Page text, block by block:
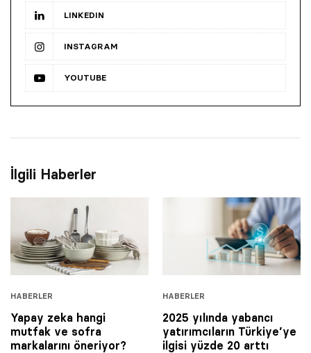
LINKEDIN
INSTAGRAM
YOUTUBE
İlgili Haberler
HABERLER
Yapay zeka hangi
mutfak ve sofra
markalarını öneriyor?
HABERLER
2025 yılında yabancı
yatırımcıların Türkiye’ye
ilgisi yüzde 20 arttı